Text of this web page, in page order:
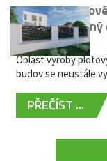
Moderní
kovů:
žádná údržba
Oblast výroby
budov se neustále
PŘEČÍST ...